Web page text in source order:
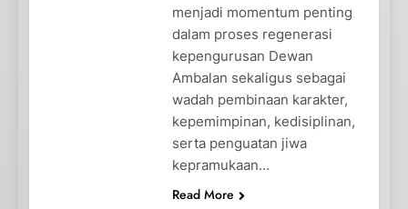
menjadi momentum penting
dalam proses regenerasi
kepengurusan Dewan
Ambalan sekaligus sebagai
wadah pembinaan karakter,
kepemimpinan, kedisiplinan,
serta penguatan jiwa
kepramukaan…
Read More